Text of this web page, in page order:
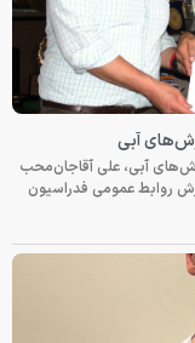
آبی
آبی، علی آقاجان‌محب
روابط عمومی فدراسیون